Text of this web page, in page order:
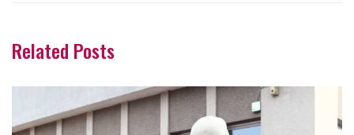
Related Posts